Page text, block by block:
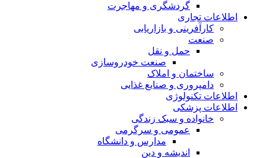
گردشگری و مهاجرت
اطلاعات تجاری
کارآفرینی و بازاریابی
صنعت
حمل و نقل
صنعت خودروسازی
ساختمان و املاک
دامپروری و صنایع غذایی
اطلاعات تکنولوژی
اطلاعات پزشکی
خانواده و سبک زندگی
عمومی و سرگرمی
مدارس و دانشگاه
اندیشه و دین